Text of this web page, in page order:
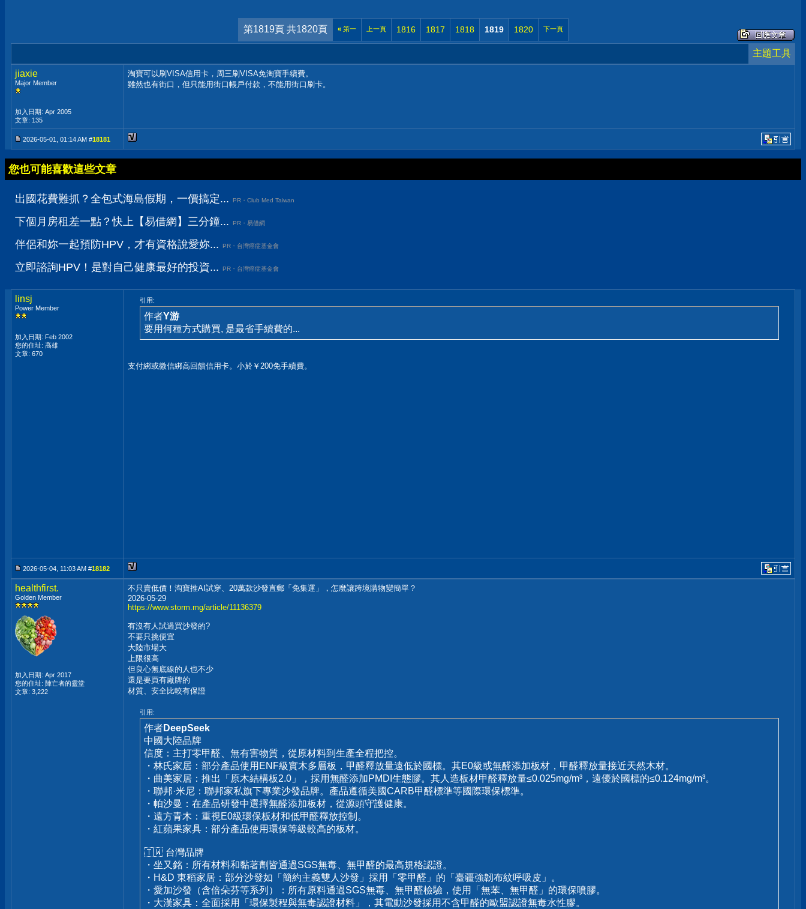
第1819頁 共1820頁 «第一 上一頁 1816 1817 1818 1819 1820 下一頁
主題工具
jiaxie
Major Member
加入日期: Apr 2005
文章: 135
淘寶可以刷VISA信用卡，周三刷VISA免淘寶手續費。
雖然也有街口，但只能用街口帳戶付款，不能用街口刷卡。
2026-05-01, 01:14 AM #18181
您也可能喜歡這些文章
出國花費難抓？全包式海島假期，一價搞定... PR・Club Med Taiwan
下個月房租差一點？快上【易借網】三分鐘... PR・易借網
伴侶和妳一起預防HPV，才有資格說愛妳... PR・台灣癌症基金會
立即諮詢HPV！是對自己健康最好的投資... PR・台灣癌症基金會
linsj
Power Member
加入日期: Feb 2002
您的住址: 高雄
文章: 670
引用:
作者Y游
要用何種方式購買, 是最省手續費的...
支付綁或微信綁高回饋信用卡。小於￥200免手續費。
2026-05-04, 11:03 AM #18182
healthfirst.
Golden Member
加入日期: Apr 2017
您的住址: 陣亡者的靈堂
文章: 3,222
不只賣低價！淘寶推AI試穿、20萬款沙發直郵「免集運」，怎麼讓跨境購物變簡單？
2026-05-29
https://www.storm.mg/article/11136379
有沒有人試過買沙發的?
不要只挑便宜
大陸市場大
上限很高
但良心無底線的人也不少
還是要買有廠牌的
材質、安全比較有保證
引用:
作者DeepSeek
中國大陸品牌
信度：主打零甲醛、無有害物質，從原材料到生產全程把控。
・林氏家居：部分產品使用ENF級實木多層板，甲醛釋放量遠低於國標。其E0級或無醛添加板材，甲醛釋放量接近天然木材。
・曲美家居：推出「原木結構板2.0」，採用無醛添加PMDI生態膠。其人造板材甲醛釋放量≤0.025mg/m³，遠優於國標的≤0.124mg/m³。
・聯邦·米尼：聯邦家私旗下專業沙發品牌。產品遵循美國CARB甲醛標準等國際環保標準。
・帕沙曼：在產品研發中選擇無醛添加板材，從源頭守護健康。
・遠方青木：重視E0級環保板材和低甲醛釋放控制。
・紅蘋果家具：部分產品使用環保等級較高的板材。
🇹🇼 台灣品牌
・坐又銘：所有材料和黏著劑皆通過SGS無毒、無甲醛的最高規格認證。
・H&D 東稻家居：部分沙發如「簡約主義雙人沙發」採用「零甲醛」的「臺疆強韌布紋呼吸皮」。
・愛加沙發（含倍朵芬等系列）：所有原料通過SGS無毒、無甲醛檢驗，使用「無苯、無甲醛」的環保噴膠。
・大漢家具：全面採用「環保製程與無毒認證材料」，其電動沙發採用不含甲醛的歐盟認證無毒水性膠。